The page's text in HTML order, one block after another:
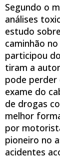
Segundo o
análises
estudo
caminhão
participou
tiram a
pode perder
exame do
de drogas
melhor
por
pioneiro no
acidentes